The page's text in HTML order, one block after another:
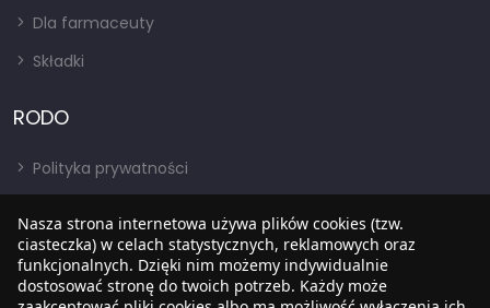
Dla farmaceuty
Składki
RODO
Polityka prywatności
RODO
BIP
Nasza strona internetowa używa plików cookies (tzw.
ciasteczka) w celach statystycznych, reklamowych oraz
funkcjonalnych. Dzięki nim możemy indywidualnie
dostosować stronę do twoich potrzeb. Każdy może